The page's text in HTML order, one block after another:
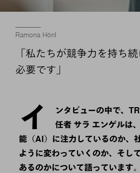
Ramona Hönl
「私たちが競争力を持ち
必要です」
イ
ンタビューの中で、
任者 サラ エンゲルは
能（AI）に注力しているのか、
ように変わっていくのか、そし
あるのかについて語っています。